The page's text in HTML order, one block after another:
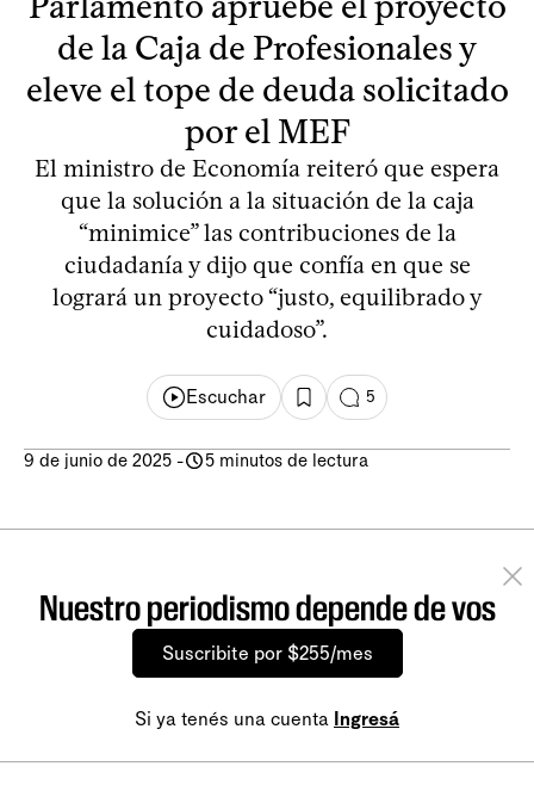
de la Caja de Profesionales y
eleve el tope de deuda solicitado
por el MEF
El ministro de Economía reiteró que espera
que la solución a la situación de la caja
“minimice” las contribuciones de la
ciudadanía y dijo que confía en que se
logrará un proyecto “justo, equilibrado y
cuidadoso”.
Escuchar 5
9 de junio de 2025 - 5 minutos de lectura
Nuestro periodismo depende de vos
Suscribite por $255/mes
Si ya tenés una cuenta Ingresá